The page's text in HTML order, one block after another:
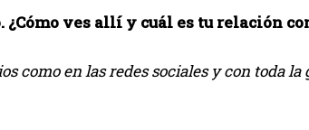
ves allí y cuál es tu relación
como en las redes sociales y con toda la